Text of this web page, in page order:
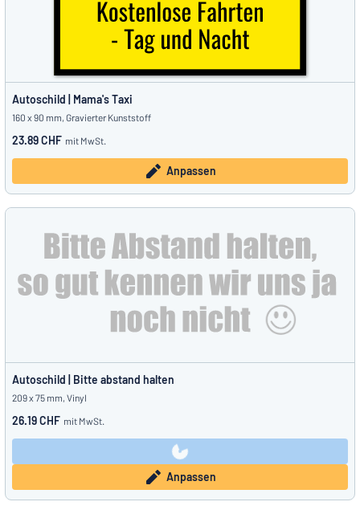
Autoschild | Mama's Taxi
160 x 90 mm, Gravierter Kunststoff
23.89 CHF mit MwSt.
Anpassen
Autoschild | Bitte abstand halten
209 x 75 mm, Vinyl
26.19 CHF mit MwSt.
Anpassen